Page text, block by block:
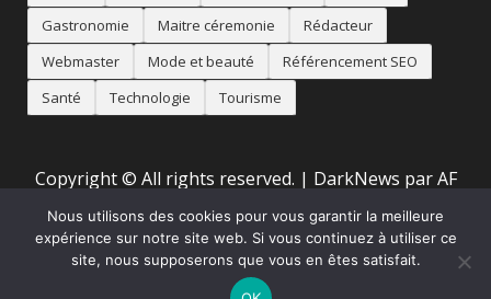
Gastronomie
Maitre céremonie
Rédacteur
Webmaster
Mode et beauté
Référencement SEO
Santé
Technologie Tourisme
Copyright © All rights reserved. | DarkNews par AF
Accueil Mentions Légales Animaux Artisans Auto
Nous utilisons des cookies pour vous garantir la meilleure
expérience sur notre site web. Si vous continuez à utiliser ce
site, nous supposerons que vous en êtes satisfait.